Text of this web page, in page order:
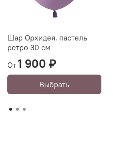
Шар Орхидея, пастель
ретро 30 см
От 1 900 ₽
Выбрать